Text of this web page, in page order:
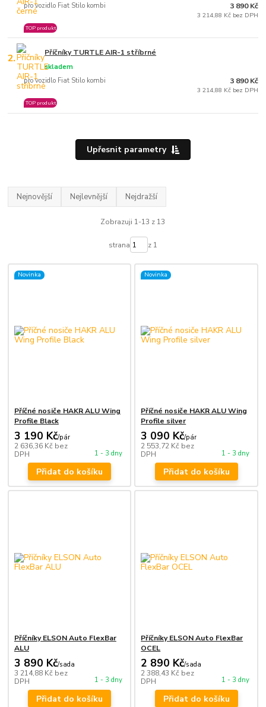
pro vozidlo Fiat Stilo kombi
TOP produkt
3 890 Kč
3 214,88 Kč bez DPH
2. Příčníky TURTLE AIR-1 stříbrné
pro vozidlo Fiat Stilo kombi
skladem
TOP produkt
3 890 Kč
3 214,88 Kč bez DPH
Upřesnit parametry
Nejnovější Nejlevnější Nejdražší
Zobrazuji 1-13 z 13
strana z 1
Novinka
Příčné nosiče HAKR ALU Wing
Profile Black
3 190 Kč/pár
2 636,36 Kč bez
DPH
1 - 3 dny
Přidat do košíku
Novinka
Příčné nosiče HAKR ALU Wing
Profile silver
3 090 Kč/pár
2 553,72 Kč bez
DPH
1 - 3 dny
Přidat do košíku
Příčníky ELSON Auto FlexBar
ALU
3 890 Kč/sada
3 214,88 Kč bez
DPH
1 - 3 dny
Přidat do košíku
Příčníky ELSON Auto FlexBar
OCEL
2 890 Kč/sada
2 388,43 Kč bez
DPH
1 - 3 dny
Přidat do košíku